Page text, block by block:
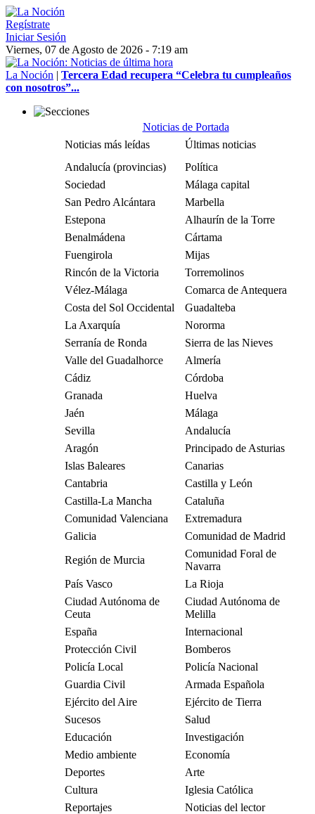
Regístrate
Iniciar Sesión
Viernes, 07 de Agosto de 2026 - 7:19 am
La Noción | Tercera Edad recupera “Celebra tu cumpleaños
con nosotros”...
Noticias de Portada
Noticias más leídas
Últimas noticias
Andalucía (provincias)
Política
Sociedad
Málaga capital
San Pedro Alcántara
Marbella
Estepona
Alhaurín de la Torre
Benalmádena
Cártama
Fuengirola
Mijas
Rincón de la Victoria
Torremolinos
Vélez-Málaga
Comarca de Antequera
Costa del Sol Occidental
Guadalteba
La Axarquía
Nororma
Serranía de Ronda
Sierra de las Nieves
Valle del Guadalhorce
Almería
Cádiz
Córdoba
Granada
Huelva
Jaén
Málaga
Sevilla
Andalucía
Aragón
Principado de Asturias
Islas Baleares
Canarias
Cantabria
Castilla y León
Castilla-La Mancha
Cataluña
Comunidad Valenciana
Extremadura
Galicia
Comunidad de Madrid
Región de Murcia
Comunidad Foral de
Navarra
País Vasco
La Rioja
Ciudad Autónoma de
Ceuta
Ciudad Autónoma de
Melilla
España
Internacional
Protección Civil
Bomberos
Policía Local
Policía Nacional
Guardia Civil
Armada Española
Ejército del Aire
Ejército de Tierra
Sucesos
Salud
Educación
Investigación
Medio ambiente
Economía
Deportes
Arte
Cultura
Iglesia Católica
Reportajes
Noticias del lector